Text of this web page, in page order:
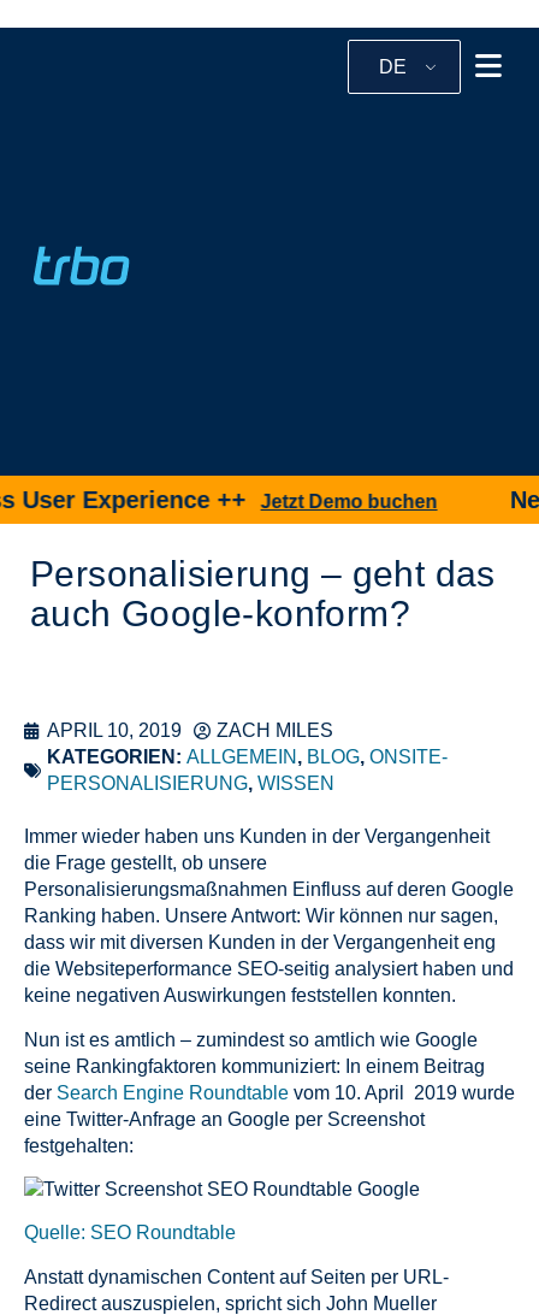
DE
Experience ++Jetzt Demo buchen Neu
Personalisierung – geht das
auch Google-konform?
APRIL 10, 2019
ZACH MILES
KATEGORIEN: ALLGEMEIN , BLOG, ONSITE-
PERSONALISIERUNG, WISSEN
Immer wieder haben uns Kunden in der Vergangenheit
die Frage gestellt, ob unsere
Personalisierungsmaßnahmen Einfluss auf deren Google
Ranking haben. Unsere Antwort: Wir können nur sagen,
dass wir mit diversen Kunden in der Vergangenheit eng
die Websiteperformance SEO-seitig analysiert haben und
keine negativen Auswirkungen feststellen konnten.
Nun ist es amtlich – zumindest so amtlich wie Google
seine Rankingfaktoren kommuniziert: In einem Beitrag
der Search Engine Roundtable vom 10. April 2019 wurde
eine Twitter-Anfrage an Google per Screenshot
festgehalten:
Quelle: SEO Roundtable
Anstatt dynamischen Content auf Seiten per URL-
Redirect auszuspielen, spricht sich John Mueller